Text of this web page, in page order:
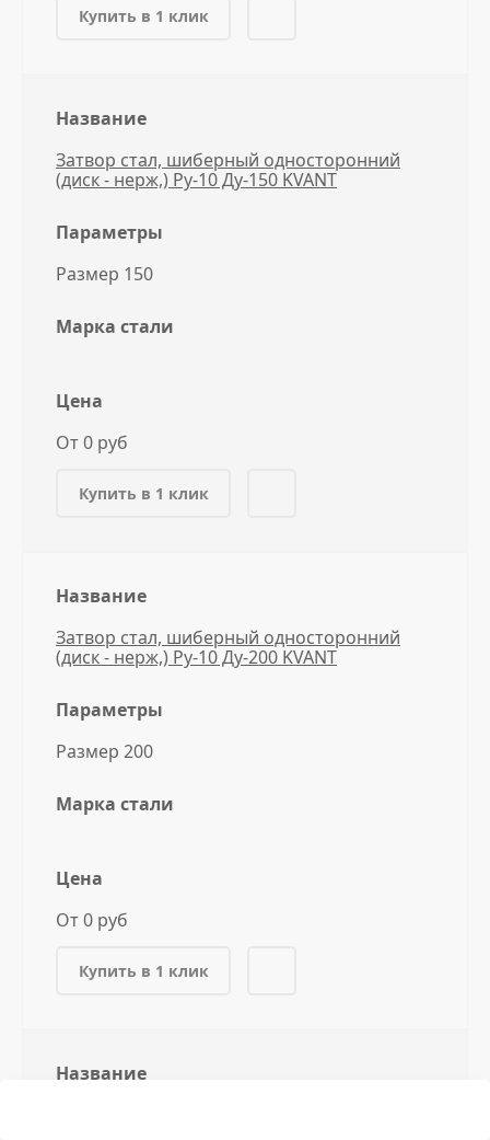
Купить в 1 клик
Название
Затвор стал, шиберный односторонний
(диск - нерж,) Ру-10 Ду-150 KVANT
Параметры
Размер 150
Марка стали
Цена
От 0 руб
Купить в 1 клик
Название
Затвор стал, шиберный односторонний
(диск - нерж,) Ру-10 Ду-200 KVANT
Параметры
Размер 200
Марка стали
Цена
От 0 руб
Купить в 1 клик
Название